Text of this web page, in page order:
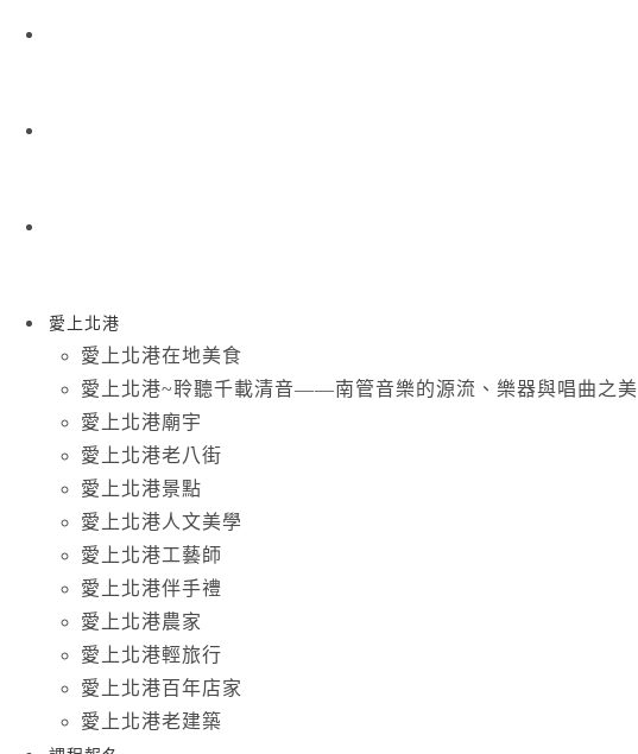
愛上北港
愛上北港在地美食
愛上北港~聆聽千載清音——南管音樂的源流、樂器與唱曲之美
愛上北港廟宇
愛上北港老八街
愛上北港景點
愛上北港人文美學
愛上北港工藝師
愛上北港伴手禮
愛上北港農家
愛上北港輕旅行
愛上北港百年店家
愛上北港老建築